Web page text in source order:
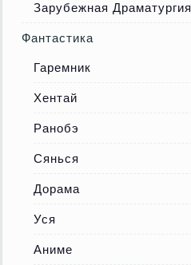
Зарубежная Драматургия
Фантастика
Гаремник
Хентай
Ранобэ
Сянься
Дорама
Уся
Аниме